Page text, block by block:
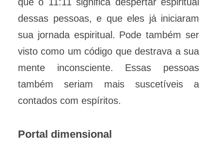
dessas pessoas, e que eles já iniciaram
sua jornada espiritual. Pode também ser
visto como um código que destrava a sua
mente inconsciente. Essas pessoas
também seriam mais suscetíveis a
contados com espíritos.
Portal dimensional